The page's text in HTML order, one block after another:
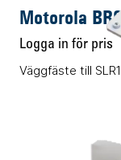
Motorola
Logga in för pris
Väggfäste till